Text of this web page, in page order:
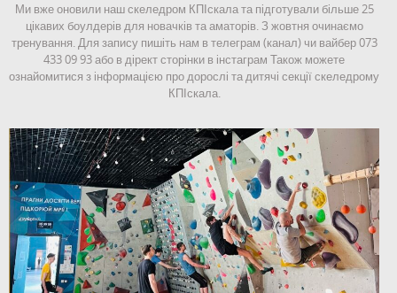
Ми вже оновили наш скеледром КПІскала та підготували більше 25
цікавих боулдерів для новачків та аматорів. З жовтня очинаємо
тренування. Для запису пишіть нам в телеграм (канал) чи вайбер 073
433 09 93 або в дірект сторінки в інстаграм Також можете
ознайомитися з інформацією про дорослі та дитячі секції скеледрому
КПІскала.